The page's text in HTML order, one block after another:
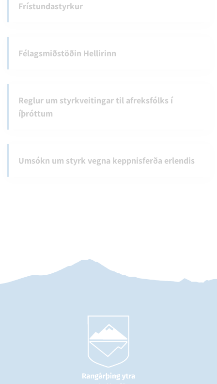
Frístundastyrkur
Félagsmiðstöðin Hellirinn
Reglur um styrkveitingar til afreksfólks í
íþróttum
Umsókn um styrk vegna keppnisferða erlendis